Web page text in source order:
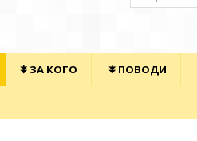
⯯ ЗА КОГО ⯯ ПОВОДИ